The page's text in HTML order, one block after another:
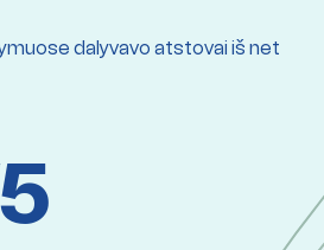
dalyvavo atstovai iš net